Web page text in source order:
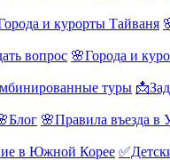
и курорты Тайваня
вопрос 🌸Города и
туры
🌸Правила въезда в
в Южной Корее